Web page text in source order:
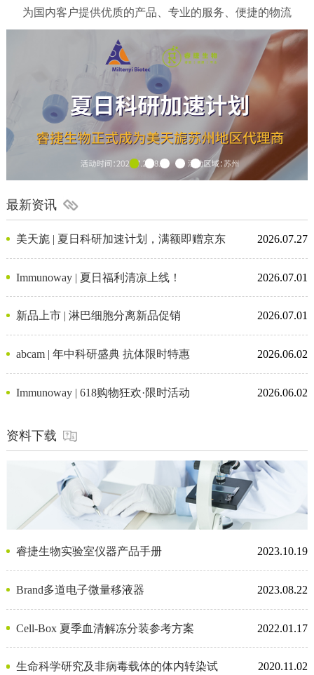
睿杰生物-凋亡/增殖检测试剂
为国内客户提供优质的产品、专业的服务、便捷的物流
最新资讯
美天旎 | 夏日科研加速计划，满额即赠京东
卡
2026.07.27
Immunoway | 夏日福利清凉上线！ 2026.07.01
新品上市 | 淋巴细胞分离新品促销 2026.07.01
abcam | 年中科研盛典 抗体限时特惠 2026.06.02
Immunoway | 618购物狂欢·限时活动 2026.06.02
资料下载
睿捷生物实验室仪器产品手册 2023.10.19
Brand多道电子微量移液器 2023.08.22
Cell-Box 夏季血清解冻分装参考方案 2022.01.17
生命科学研究及非病毒载体的体内转染试 2020.11.02